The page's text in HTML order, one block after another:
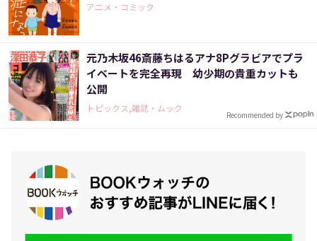
アニメ・コミック
元乃木坂46斎藤ちはるアナ8Pグラビアでプラ
イベートを完全再現 幼少期の貴重カットも
公開
トピックス,雑誌・ムック
Recommended by